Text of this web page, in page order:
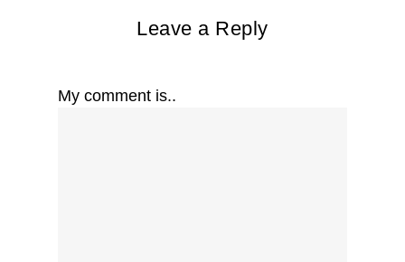
Leave a Reply
My comment is..